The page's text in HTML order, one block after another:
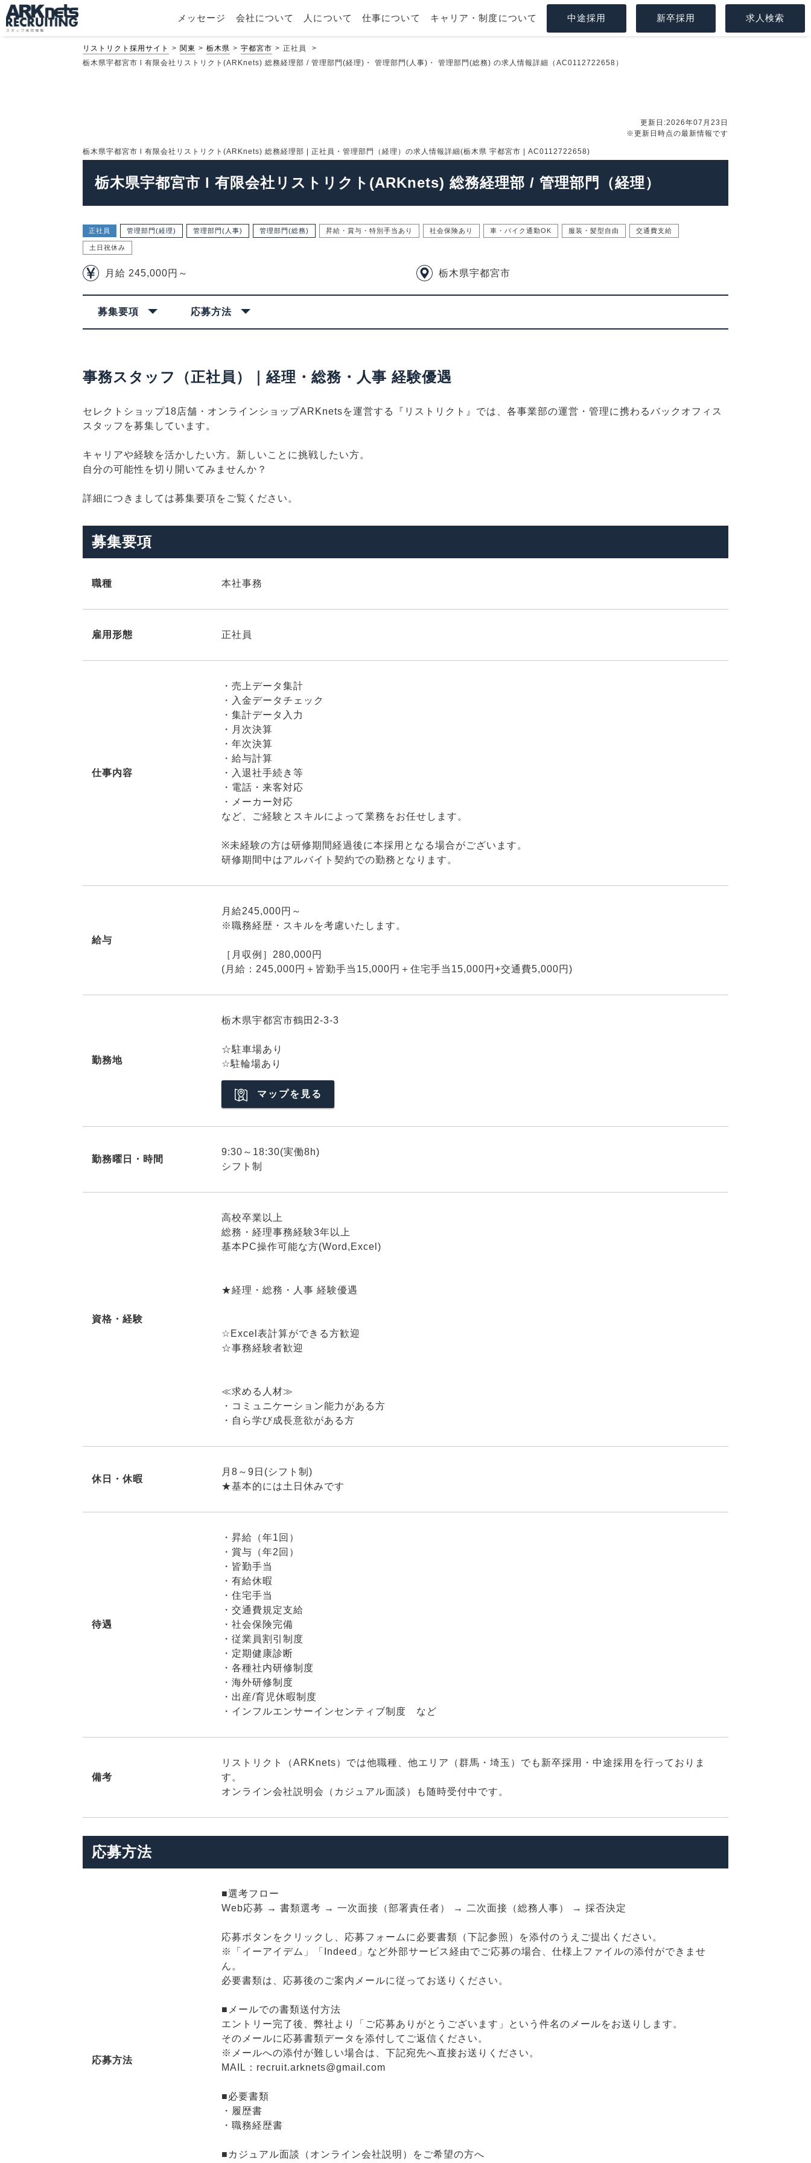
メッセージ 会社について 人について 仕事について キャリア・制度について 中途採用 新卒採用 求人検索
リストリクト採用サイト 関東 栃木県 宇都宮市
正社員
栃木県宇都宮市 l 有限会社リストリクト(ARKnets) 総務経理部 / 管理部門(経理)・ 管理部門(人事)・ 管理部門(総務) の求人情報詳細（AC0112722658）
更新日:2026年07月23日
※更新日時点の最新情報です
栃木県宇都宮市 l 有限会社リストリクト(ARKnets) 総務経理部 | 正社員・管理部門（経理）の求人情報詳細(栃木県 宇都宮市 | AC0112722658)
栃木県宇都宮市 l 有限会社リストリクト(ARKnets) 総務経理部 / 管理部門（経理）
正社員 管理部門(経理) 管理部門(人事) 管理部門(総務) 昇給・賞与・特別手当あり 社会保険あり 車・バイク通勤OK 服装・髪型自由 交通費支給
土日祝休み
月給 245,000円～ 栃木県宇都宮市
募集要項 応募方法
事務スタッフ（正社員）｜経理・総務・人事 経験優遇
セレクトショップ18店舗・オンラインショップARKnetsを運営する『リストリクト』では、各事業部の運営・管理に携わるバックオフィス
スタッフを募集しています。
キャリアや経験を活かしたい方。新しいことに挑戦したい方。
自分の可能性を切り開いてみませんか？
詳細につきましては募集要項をご覧ください。
募集要項
職種 本社事務
雇用形態 正社員
仕事内容
・売上データ集計
・入金データチェック
・集計データ入力
・月次決算
・年次決算
・給与計算
・入退社手続き等
・電話・来客対応
・メーカー対応
など、ご経験とスキルによって業務をお任せします。
※未経験の方は研修期間経過後に本採用となる場合がございます。
研修期間中はアルバイト契約での勤務となります。
給与
月給245,000円～
※職務経歴・スキルを考慮いたします。
［月収例］280,000円
(月給：245,000円＋皆勤手当15,000円＋住宅手当15,000円+交通費5,000円)
勤務地
栃木県宇都宮市鶴田2-3-3
☆駐車場あり
☆駐輪場あり
マップを見る
勤務曜日・時間
9:30～18:30(実働8h)
シフト制
資格・経験
高校卒業以上
総務・経理事務経験3年以上
基本PC操作可能な方(Word,Excel)
★経理・総務・人事 経験優遇
☆Excel表計算ができる方歓迎
☆事務経験者歓迎
≪求める人材≫
・コミュニケーション能力がある方
・自ら学び成長意欲がある方
休日・休暇
月8～9日(シフト制)
★基本的には土日休みです
待遇
・昇給（年1回）
・賞与（年2回）
・皆勤手当
・有給休暇
・住宅手当
・交通費規定支給
・社会保険完備
・従業員割引制度
・定期健康診断
・各種社内研修制度
・海外研修制度
・出産/育児休暇制度
・インフルエンサーインセンティブ制度 など
備考
リストリクト（ARKnets）では他職種、他エリア（群馬・埼玉）でも新卒採用・中途採用を行っておりま
す。
オンライン会社説明会（カジュアル面談）も随時受付中です。
応募方法
応募方法
■選考フロー
Web応募 → 書類選考 → 一次面接（部署責任者） → 二次面接（総務人事） → 採否決定
応募ボタンをクリックし、応募フォームに必要書類（下記参照）を添付のうえご提出ください。
※「イーアイデム」「Indeed」など外部サービス経由でご応募の場合、仕様上ファイルの添付ができませ
ん。
必要書類は、応募後のご案内メールに従ってお送りください。
■メールでの書類送付方法
エントリー完了後、弊社より「ご応募ありがとうございます」という件名のメールをお送りします。
そのメールに応募書類データを添付してご返信ください。
※メールへの添付が難しい場合は、下記宛先へ直接お送りください。
MAIL：recruit.arknets@gmail.com
■必要書類
・履歴書
・職務経歴書
■カジュアル面談（オンライン会社説明）をご希望の方へ